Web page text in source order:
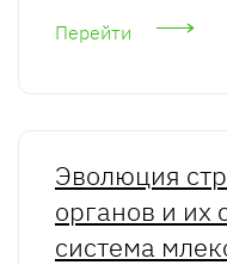
Перейти
Эволюция
органов и их
система